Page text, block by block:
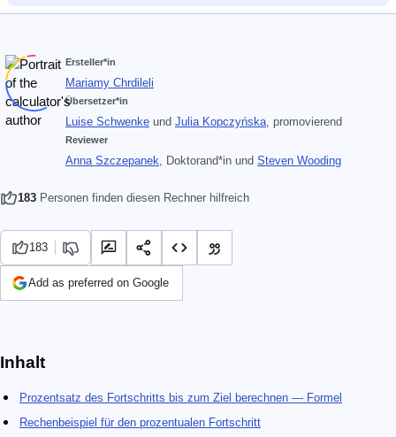
Ersteller*in
Mariamy Chrdileli
Übersetzer*in
Luise Schwenke und Julia Kopczyńska, promovierend
Reviewer
Anna Szczepanek, Doktorand*in und Steven Wooding
183 Personen finden diesen Rechner hilfreich
183
Add as preferred on Google
Inhalt
Prozentsatz des Fortschritts bis zum Ziel berechnen — Formel
Rechenbeispiel für den prozentualen Fortschritt